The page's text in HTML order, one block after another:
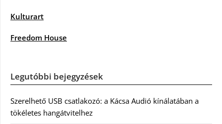
Kulturart
Freedom House
Legutóbbi bejegyzések
Szerelhető USB csatlakozó: a Kácsa Audió kínálatában a
tökéletes hangátvitelhez